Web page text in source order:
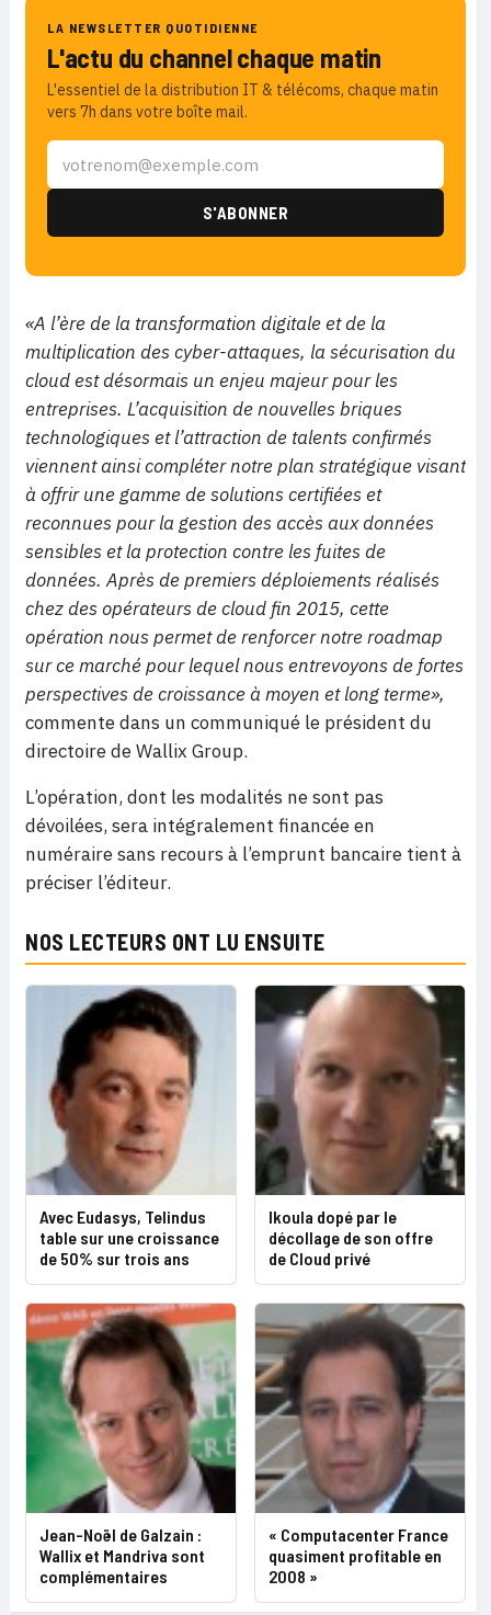
LA NEWSLETTER QUOTIDIENNE
L'actu du channel chaque matin
L'essentiel de la distribution IT & télécoms, chaque matin
vers 7h dans votre boîte mail.
«A l’ère de la transformation digitale et de la
multiplication des cyber-attaques, la sécurisation du
cloud est désormais un enjeu majeur pour les
entreprises. L’acquisition de nouvelles briques
technologiques et l’attraction de talents confirmés
viennent ainsi compléter notre plan stratégique visant
à offrir une gamme de solutions certifiées et
reconnues pour la gestion des accès aux données
sensibles et la protection contre les fuites de
données. Après de premiers déploiements réalisés
chez des opérateurs de cloud fin 2015, cette
opération nous permet de renforcer notre roadmap
sur ce marché pour lequel nous entrevoyons de fortes
perspectives de croissance à moyen et long terme»,
commente dans un communiqué le président du
directoire de Wallix Group.
L’opération, dont les modalités ne sont pas
dévoilées, sera intégralement financée en
numéraire sans recours à l’emprunt bancaire tient à
préciser l’éditeur.
NOS LECTEURS ONT LU ENSUITE
Avec Eudasys, Telindus
table sur une croissance
de 50% sur trois ans
Ikoula dopé par le
décollage de son offre
de Cloud privé
Jean-Noël de Galzain :
Wallix et Mandriva sont
complémentaires
« Computacenter France
quasiment profitable en
2008 »